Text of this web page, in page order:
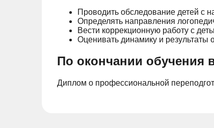
Проводить обследование детей с
Определять направления
Вести коррекционную работу с
Оценивать динамику и результаты
По окончании обучения
Диплом о профессиональной